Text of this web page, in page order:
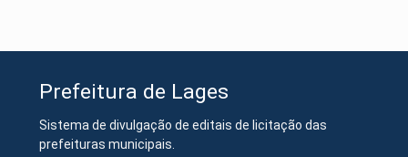
Prefeitura de Lages
Sistema de divulgação de editais de licitação das
prefeituras municipais.